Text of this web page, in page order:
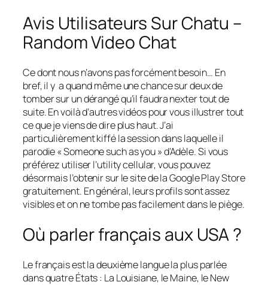
Avis Utilisateurs Sur Chatu –
Random Video Chat
Ce dont nous n’avons pas forcément besoin… En
bref, il y a quand même une chance sur deux de
tomber sur un dérangé qu’il faudra nexter tout de
suite. En voilà d’autres vidéos pour vous illustrer tout
ce que je viens de dire plus haut. J’ai
particulièrement kiffé la session dans laquelle il
parodie « Someone such as you » d’Adèle. Si vous
préférez utiliser l’utility cellular, vous pouvez
désormais l’obtenir sur le site de la Google Play Store
gratuitement. En général, leurs profils sont assez
visibles et on ne tombe pas facilement dans le piège.
Où parler français aux USA ?
Le français est la deuxième langue la plus parlée
dans quatre États : La Louisiane, le Maine, le New